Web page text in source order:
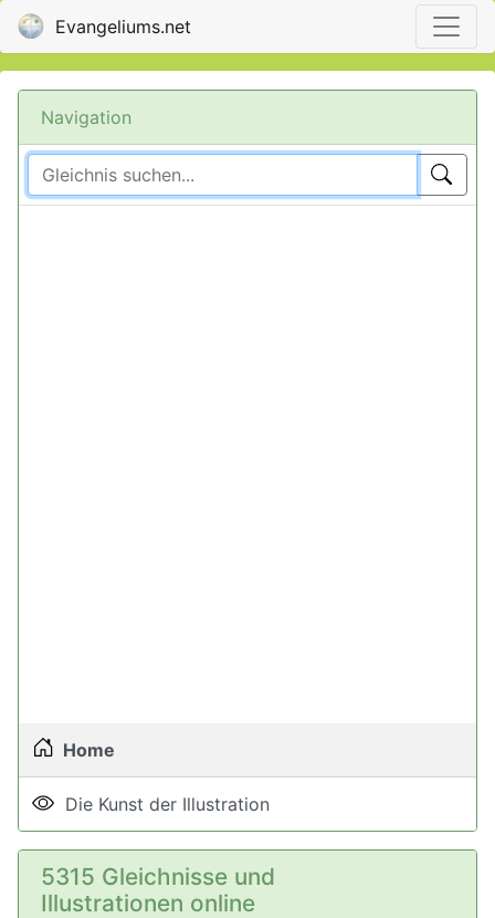
Evangeliums.net
Navigation
Home
Die Kunst der Illustration
5315 Gleichnisse und
Illustrationen online